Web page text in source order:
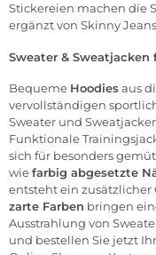
Stickereien machen die
ergänzt von Skinny
Sweater &
Bequeme Hoodiesaus
vervollständigen
Sweater und
Funktionale
sich für besonders
wiefarbig abgesetzte
entsteht ein zusätzlicher
zarte Farben bringen
Ausstrahlung von
und bestellen Sie jetzt